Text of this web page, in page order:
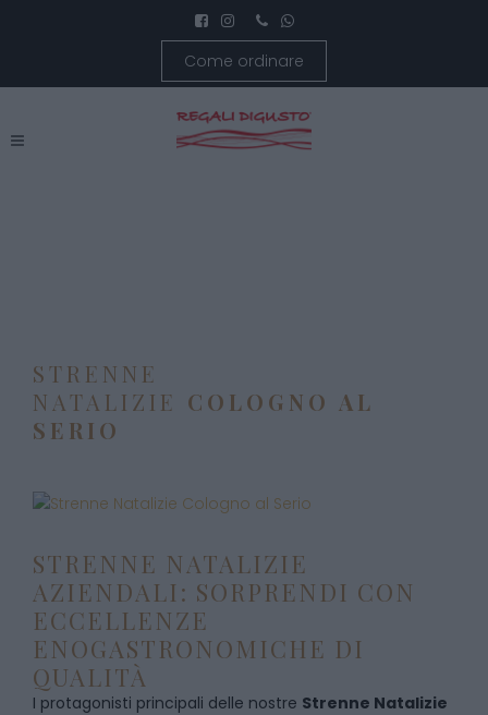
Come ordinare
STRENNE
NATALIZIE COLOGNO AL
SERIO
STRENNE NATALIZIE
AZIENDALI: SORPRENDI CON
ECCELLENZE
ENOGASTRONOMICHE DI
QUALITÀ
I protagonisti principali delle nostre Strenne Natalizie